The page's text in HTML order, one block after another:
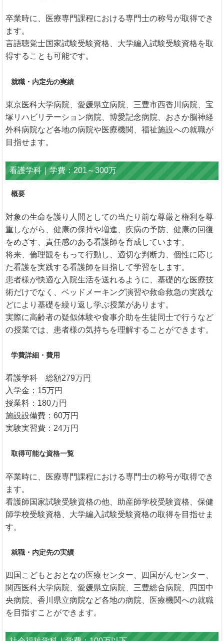
卒業時に、医療専門課程における専門士の称号が取得でき
ます。
言語聴覚士国家試験受験資格、大学編入試験受験資格を取
得することも可能です。
就職・内定先の実績
東京医科大学病院、愛媛県立病院、三豊市西香川病院、宝
塚リハビリテーション病院、博愛記念病院、おさか脳神経
外科病院など各地の病院や医療機関、福祉施設への就職が
目指せます。
看護学科｜学費：201～300万
概要
対象の生命を護り人間としての当たり前な尊厳と権利を尊
重しながら、健康の保持や増進、疾病の予防、健康の回復
をめざす、責任感のある看護師を育成しています。
将来、倫理観をもって行動し、適切な判断力、個性に応じ
た看護を実践する看護師を目指して学習をします。
患者様が快適な入院生活を送れるように、基礎的な医療技
術だけでなく、ベッドメーキング演習や救命救急の実践な
どにより基礎を繰り返し学ぶ授業があります。
実際に高齢者の疑似体験や食事介助を生徒同士で行うなど
の授業では、患者様の気持ちを理解することができます。
学費詳細・費用
看護学科 総額279万円
入学金：15万円
授業料：180万円
施設設備費：60万円
実験実習費：24万円
取得可能な資格一覧
卒業時に、医療専門課程における専門士の称号が取得でき
ます。
看護師国家試験受験資格の他、助産師学校受験資格、保健
師学校受験資格、大学編入試験受験資格の取得を目指せま
す。
就職・内定先の実績
四国こどもとおとなの医療センター、四国がんセンター、
関西医科大学病院、愛媛県立病院、三豊総合病院、四国中
央病院、香川県立病院など各地の病院、医療機関への就職
を目指すことができます。